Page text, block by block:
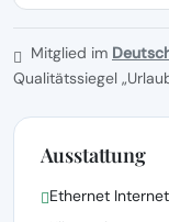
Mitglied im
Qualitätssiegel
Ausstattung
Ethernet Internet